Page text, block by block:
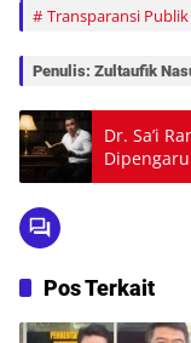
Transparansi Publik
Penulis: Zultaufik
Dr. Sa’i
dan Ulah
Pos Terkait